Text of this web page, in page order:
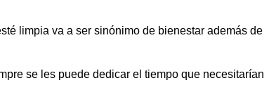
limpia va a ser sinónimo de bienestar además de
se les puede dedicar el tiempo que necesitarían